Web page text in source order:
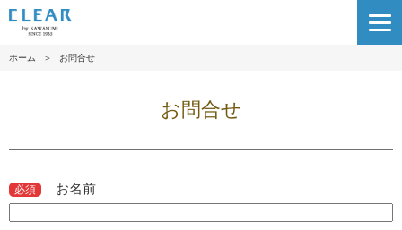
ホーム ＞ お問合せ
お問合せ
必須 お名前